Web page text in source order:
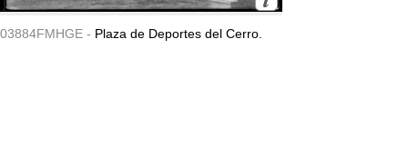
03884FMHGE - Plaza de Deportes del Cerro.